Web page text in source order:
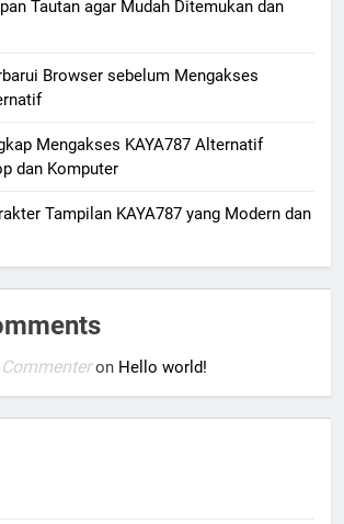
Tautan agar Mudah Ditemukan dan
Browser sebelum Mengakses
Mengakses KAYA787 Alternatif
dan Komputer
Tampilan KAYA787 yang Modern dan
on Hello world!